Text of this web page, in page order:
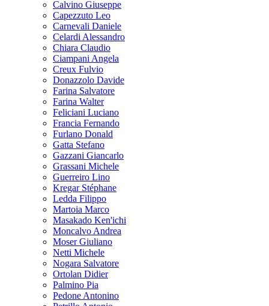
Calvino Giuseppe
Capezzuto Leo
Carnevali Daniele
Celardi Alessandro
Chiara Claudio
Ciampani Angela
Creux Fulvio
Donazzolo Davide
Farina Salvatore
Farina Walter
Feliciani Luciano
Francia Fernando
Furlano Donald
Gatta Stefano
Gazzani Giancarlo
Grassani Michele
Guerreiro Lino
Kregar Stéphane
Ledda Filippo
Martoia Marco
Masakado Ken'ichi
Moncalvo Andrea
Moser Giuliano
Netti Michele
Nogara Salvatore
Ortolan Didier
Palmino Pia
Pedone Antonino